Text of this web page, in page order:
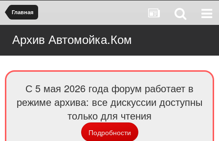
Главная
Архив Автомойка.Ком
С 5 мая 2026 года форум работает в
режиме архива: все дискуссии доступны
только для чтения
Подробности